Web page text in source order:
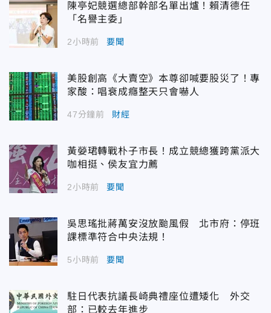
陳亭妃競選總部幹部名單出爐！賴清德任
「名譽主委」
2小時前 要聞
美股創高《大賣空》本尊卻喊要股災了！專
家酸：唱衰成癮整天只會嚇人
47分鐘前 財經
黃嫈珺轉戰朴子市長！成立競總獲跨黨派大
咖相挺、侯友宜力薦
2小時前 要聞
吳思瑤批蔣萬安沒放颱風假 北市府：停班
課標準符合中央法規！
5小時前 要聞
駐日代表抗議長崎典禮座位遭矮化 外交
部：已較去年進步